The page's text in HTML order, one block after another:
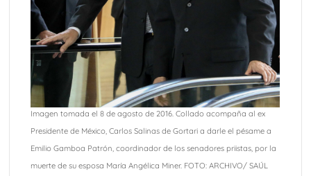
Imagen tomada el 8 de agosto de 2016. Collado acompaña al ex
Presidente de México, Carlos Salinas de Gortari a darle el pésame a
Emilio Gamboa Patrón, coordinador de los senadores priistas, por la
muerte de su esposa María Angélica Miner. FOTO: ARCHIVO/ SAÚL